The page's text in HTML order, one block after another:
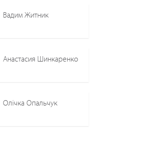
Вадим Житник
Анастасия Шинкаренко
Олічка Опальчук